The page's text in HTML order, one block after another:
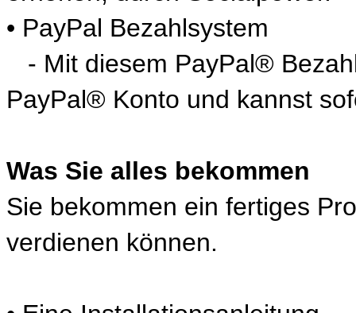
• PayPal Bezahlsystem
- Mit diesem PayPal®
PayPal® Konto und kannst
Was Sie alles bekommen
Sie bekommen ein fertiges
verdienen können.